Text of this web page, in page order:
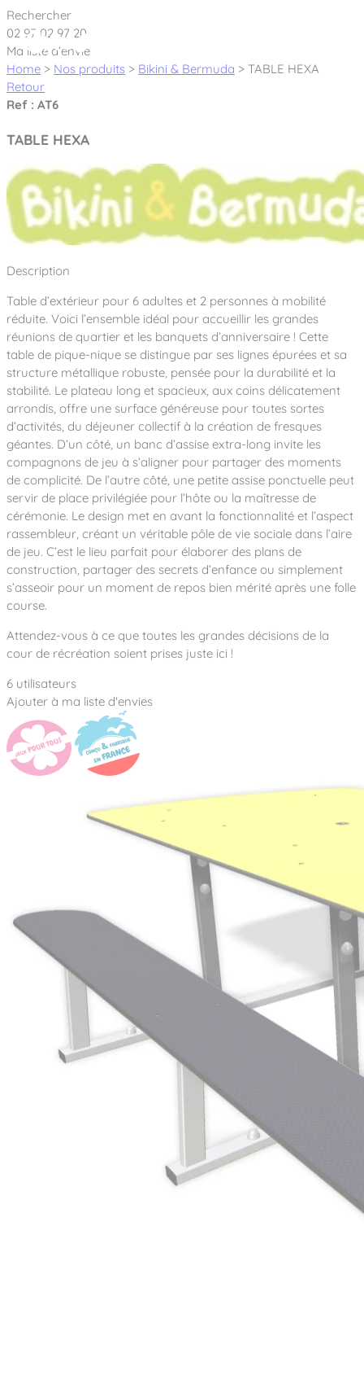
Cookies management panel
Créateur et fabricant d’aires de jeux &
Nos dernières actualités
À propos
Nos engagements
Notre partenariat avec l’association Rêves de clown
Nos Garanties
Notre concept
Notre entreprise
Notre équipe
Nous rejoindre
Aires de jeux Bikini & Bermuda®
Tous nos jeux
Jeux inclusifs
Jeux recyclés
Nos univers
Sport & Fitness Sport&Co®
Agrès fitness
Parcours de santé
Stadium Arena
Street workout
Surfpark
Équipements sportifs
Mobilier & accessoires
Mobilier urbain
Accessoires ludiques
Nos clients
Collectivités
Établissements scolaires
Architectes, Paysagistes-concepteurs
Camping et résidences de vacances
Notre expertise
Des aires intergénérationnelles de
Des aires de jeux pour tous les enfants
L’éco-conception de nos jeux
La végétalisation des cours d’école
Nos matériaux
Nos fonctions ludiques & sportives
Réalisations
Contact
Les questions fréquentes
Catalogues
Rechercher
02 97 02 97 20
Ma liste d’envie
Home > Nos produits > Bikini & Bermuda > TABLE HEXA
Retour
Ref : AT6
TABLE HEXA
Description
Table d’extérieur pour 6 adultes et 2 personnes à mobilité
réduite. Voici l’ensemble idéal pour accueillir les grandes
réunions de quartier et les banquets d’anniversaire ! Cette
table de pique-nique se distingue par ses lignes épurées et sa
structure métallique robuste, pensée pour la durabilité et la
stabilité. Le plateau long et spacieux, aux coins délicatement
arrondis, offre une surface généreuse pour toutes sortes
d’activités, du déjeuner collectif à la création de fresques
géantes. D’un côté, un banc d’assise extra-long invite les
compagnons de jeu à s’aligner pour partager des moments
de complicité. De l’autre côté, une petite assise ponctuelle peut
servir de place privilégiée pour l’hôte ou la maîtresse de
cérémonie. Le design met en avant la fonctionnalité et l’aspect
rassembleur, créant un véritable pôle de vie sociale dans l’aire
de jeu. C’est le lieu parfait pour élaborer des plans de
construction, partager des secrets d’enfance ou simplement
s’asseoir pour un moment de repos bien mérité après une folle
course.
Attendez-vous à ce que toutes les grandes décisions de la
cour de récréation soient prises juste ici !
6 utilisateurs
Ajouter à ma liste d'envies